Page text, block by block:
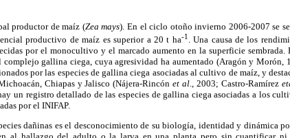
productor de maíz (Zea mays). En el ciclo otoño invierno 2006-2007 se
productivo de maíz es superior a 20 t ha-1
. Una causa de los
por el monocultivo y el marcado aumento en la superficie sembrada.
complejo gallina ciega, cuya agresividad ha aumentado (Aragón y Morón,
por las especies de gallina ciega asociadas al cultivo de maíz, y
Chiapas y Jalisco (Nájera-Rincónet al ., 2003; Castro-Ramírez
un registro detallado de las especies de gallina ciega asociadas a los
por el INIFAP.
dañinas es el desconocimiento de su biología, identidad y dinámica